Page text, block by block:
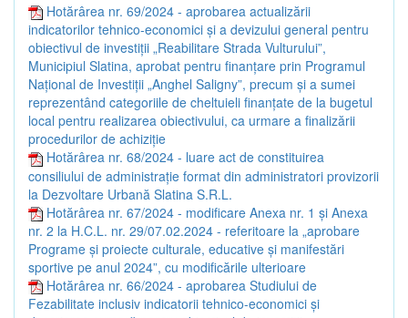
Hotărârea nr. 69/2024 - aprobarea actualizării
indicatorilor tehnico-economici și a devizului general pentru
obiectivul de investiții „Reabilitare Strada Vulturului”,
Municipiul Slatina, aprobat pentru finanțare prin Programul
Național de Investiții „Anghel Saligny”, precum și a sumei
reprezentând categoriile de cheltuieli finanțate de la bugetul
local pentru realizarea obiectivului, ca urmare a finalizării
procedurilor de achiziție
Hotărârea nr. 68/2024 - luare act de constituirea
consiliului de administrație format din administratori provizorii
la Dezvoltare Urbană Slatina S.R.L.
Hotărârea nr. 67/2024 - modificare Anexa nr. 1 și Anexa
nr. 2 la H.C.L. nr. 29/07.02.2024 - referitoare la „aprobare
Programe și proiecte culturale, educative și manifestări
sportive pe anul 2024”, cu modificările ulterioare
Hotărârea nr. 66/2024 - aprobarea Studiului de
Fezabilitate inclusiv indicatorii tehnico-economici și